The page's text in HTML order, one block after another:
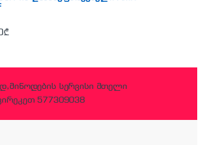
₾
სერვისი მთელი
577309038